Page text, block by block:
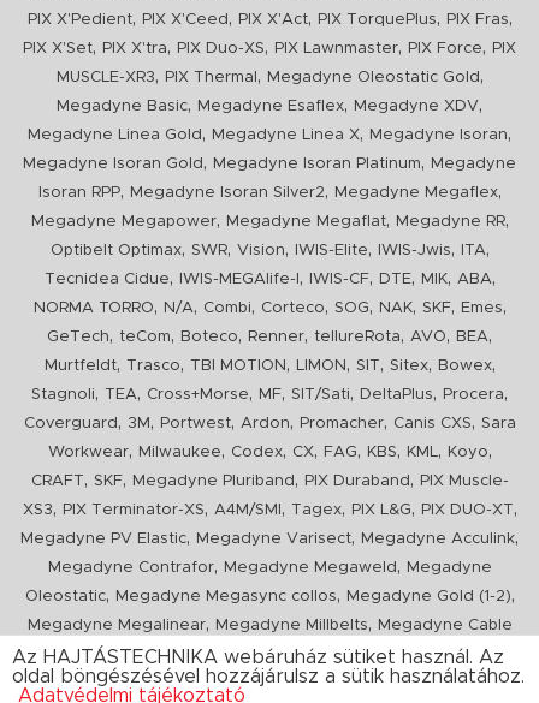
PIX X'Pedient, PIX X'Ceed , PIX X'Act, PIX TorquePlus, PIX Fras,
PIX X'Set, PIX X'tra, PIX Duo-XS, PIX Lawnmaster, PIX Force,
PIX
MUSCLE-XR3, PIX Thermal , Megadyne Oleostatic Gold ,
Megadyne Basic, Megadyne Esaflex, Megadyne XDV,
Megadyne Linea Gold , Megadyne Linea X, Megadyne Isoran,
Megadyne Isoran Gold , Megadyne Isoran Platinum,
Megadyne
Isoran RPP, Megadyne Isoran Silver2, Megadyne Megaflex,
Megadyne Megapower, Megadyne Megaflat, Megadyne RR,
Optibelt Optimax, SWR, Vision, IWIS-Elite, IWIS-Jwis, ITA,
Tecnidea Cidue, IWIS-MEGAlife-I , IWIS-CF, DTE, MIK, ABA,
NORMA TORRO, N/A, Combi, Corteco, SOG, NAK, SKF, Emes,
GeTech, teCom, Boteco, Renner, tellureRota, AVO, BEA,
Murtfeldt, Trasco, TBI MOTION , LIMON , SIT, Sitex, Bowex,
Stagnoli, TEA, Cross+Morse, MF, SIT/Sati, DeltaPlus, Procera,
Coverguard , 3M , Portwest, Ardon, Promacher, Canis CXS, Sara
Workwear, Milwaukee, Codex, CX, FAG, KBS, KML, Koyo,
CRAFT, SKF, Megadyne Pluriband , PIX Duraband ,
PIX Muscle-
XS3, PIX Terminator-XS, A4M/SMI , Tagex, PIX L&G, PIX DUO-XT,
Megadyne PV Elastic, Megadyne Varisect, Megadyne Acculink,
Megadyne Contrafor, Megadyne Megaweld ,
Megadyne
Oleostatic, Megadyne Megasync collos, Megadyne Gold (1-2),
Megadyne Megalinear, Megadyne Millbelts,
Megadyne Cable
Pull, PIX X'Ceed,Megadyne Pull Down, Optibelt VB,Mitsuboshi
ConCar,Megadyne Megarib ,PIX HARVESTER,Urgent
Az HAJTÁSTECHNIKA webáruház sütiket használ. Az
oldal böngészésével hozzájárulsz a sütik használatához.
Adatvédelmi tájékoztató